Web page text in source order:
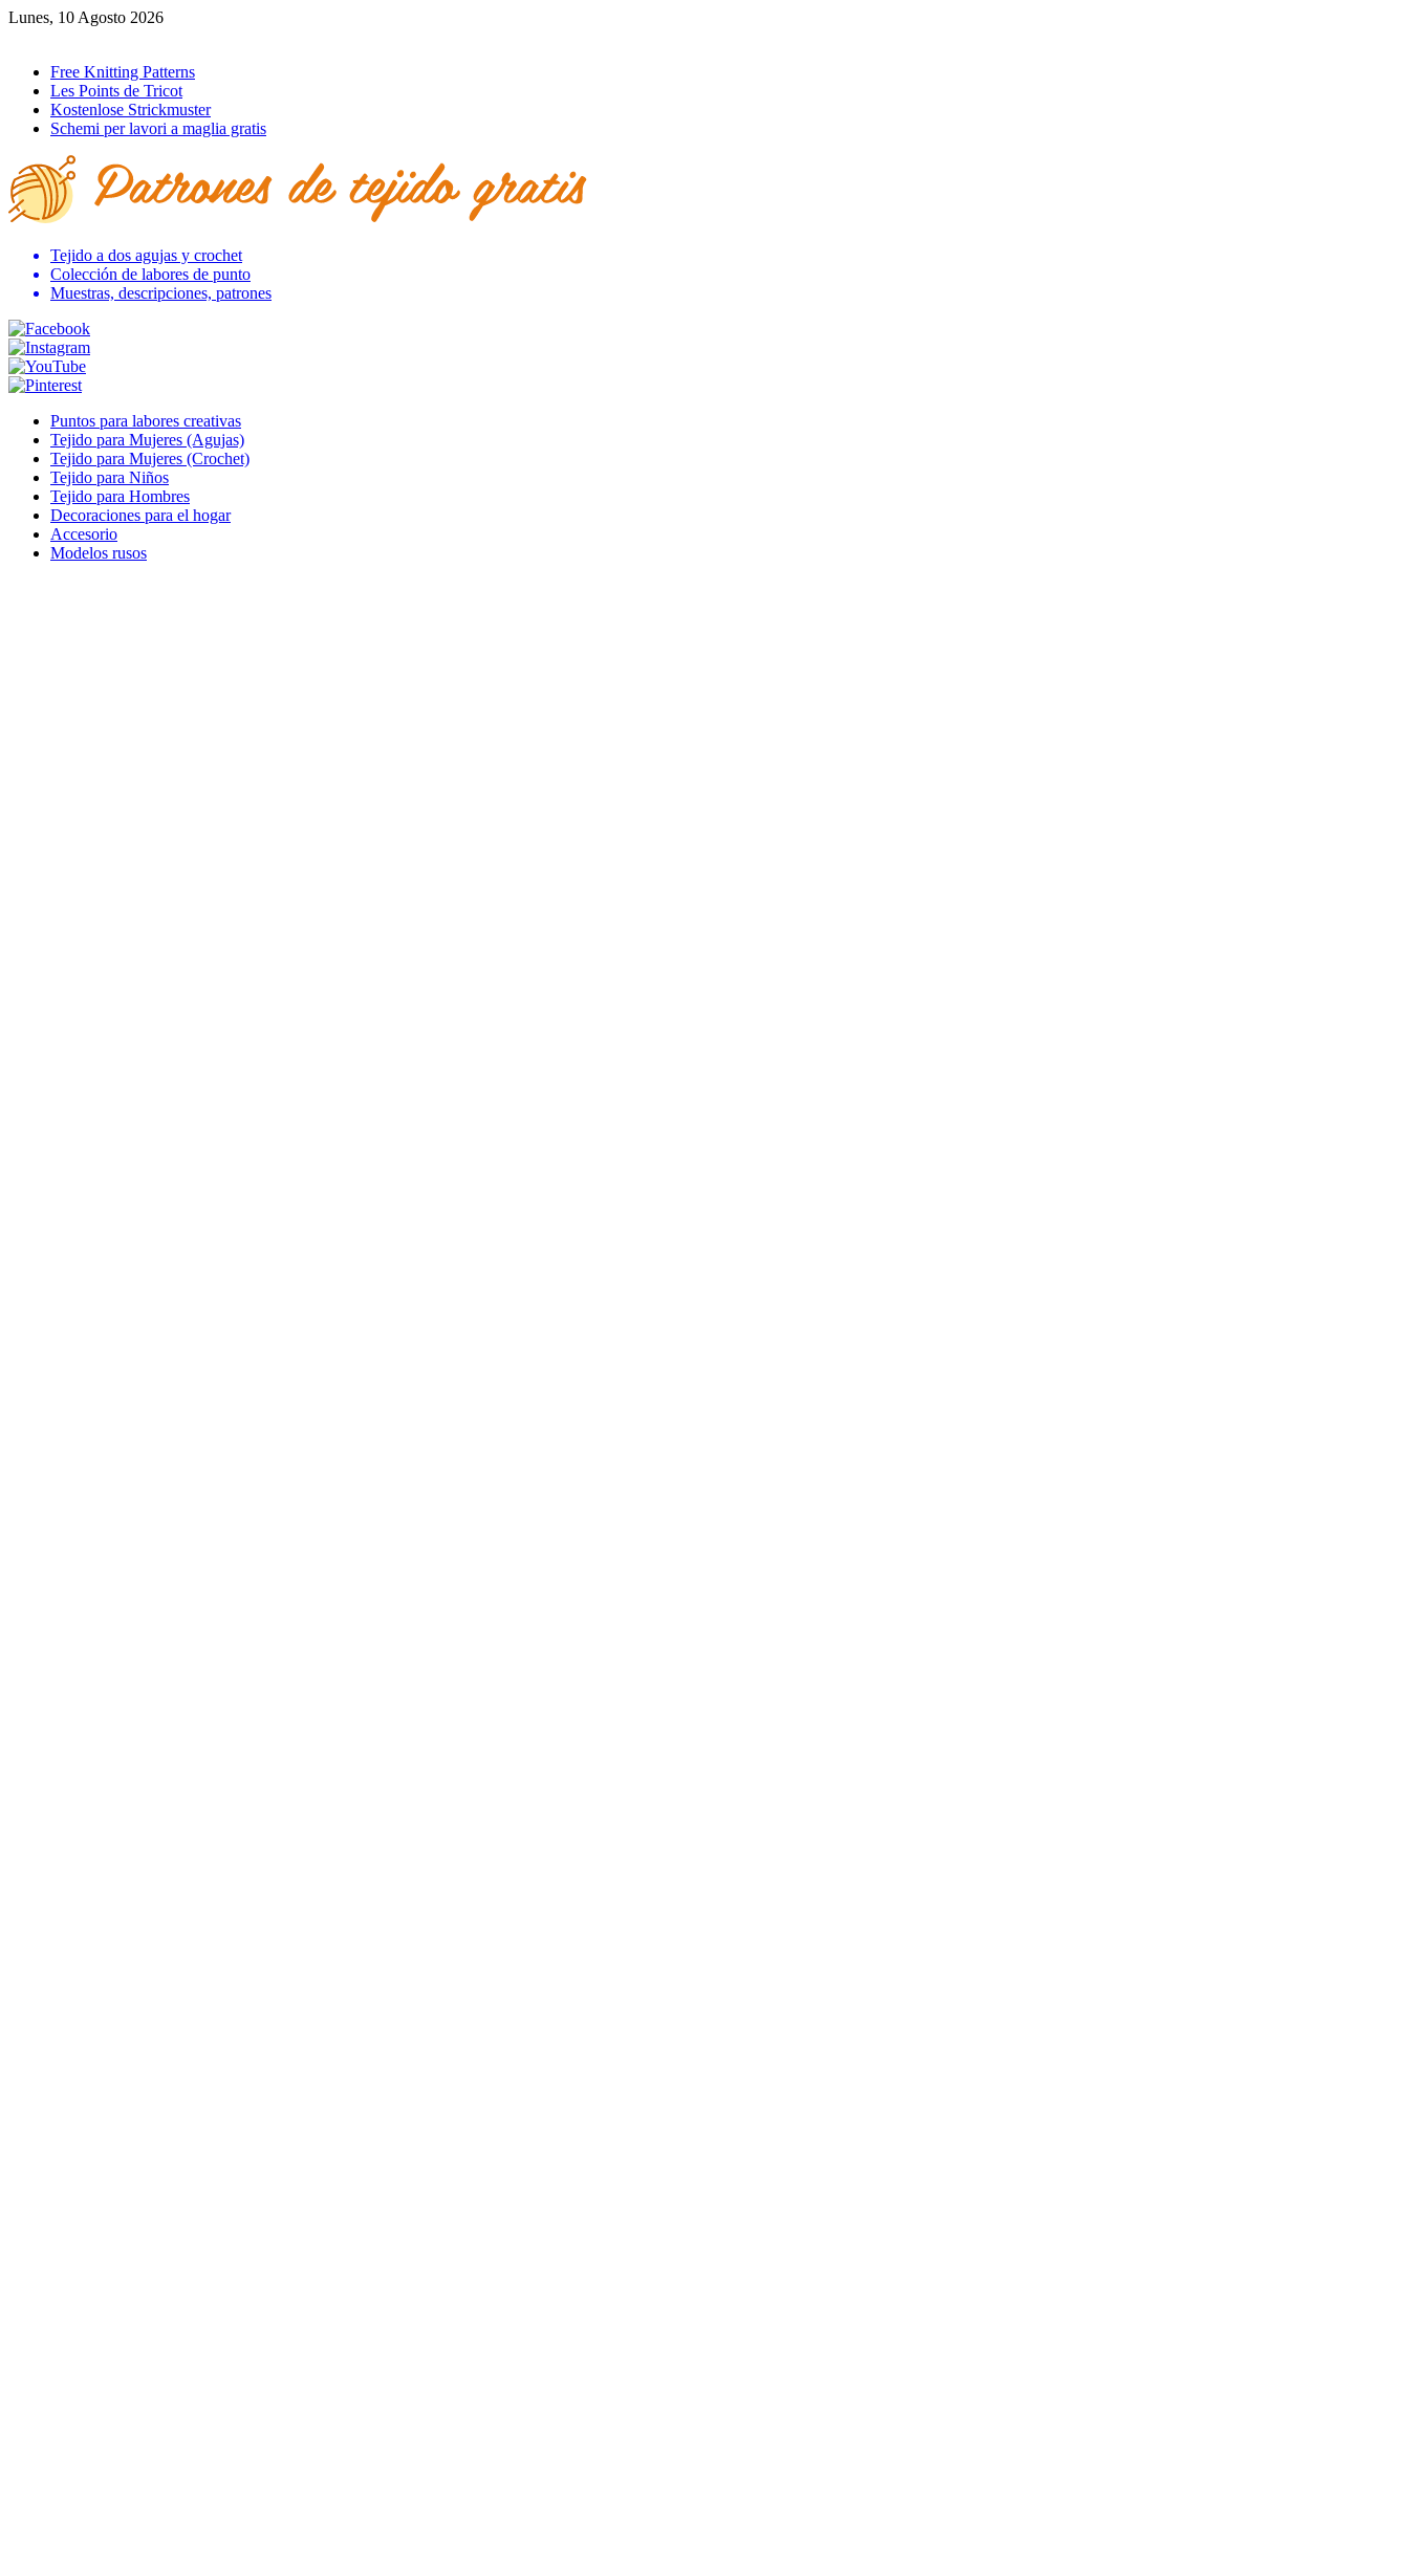
Lunes, 10 Agosto 2026
Free Knitting Patterns
Les Points de Tricot
Kostenlose Strickmuster
Schemi per lavori a maglia gratis
Tejido a dos agujas y crochet
Colección de labores de punto
Muestras, descripciones, patrones
Puntos para labores creativas
Tejido para Mujeres (Agujas)
Tejido para Mujeres (Crochet)
Tejido para Niños
Tejido para Hombres
Decoraciones para el hogar
Accesorio
Modelos rusos